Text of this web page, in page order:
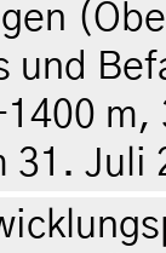
und
31. Juli